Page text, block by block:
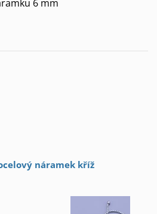
6 mm
náramek kříž